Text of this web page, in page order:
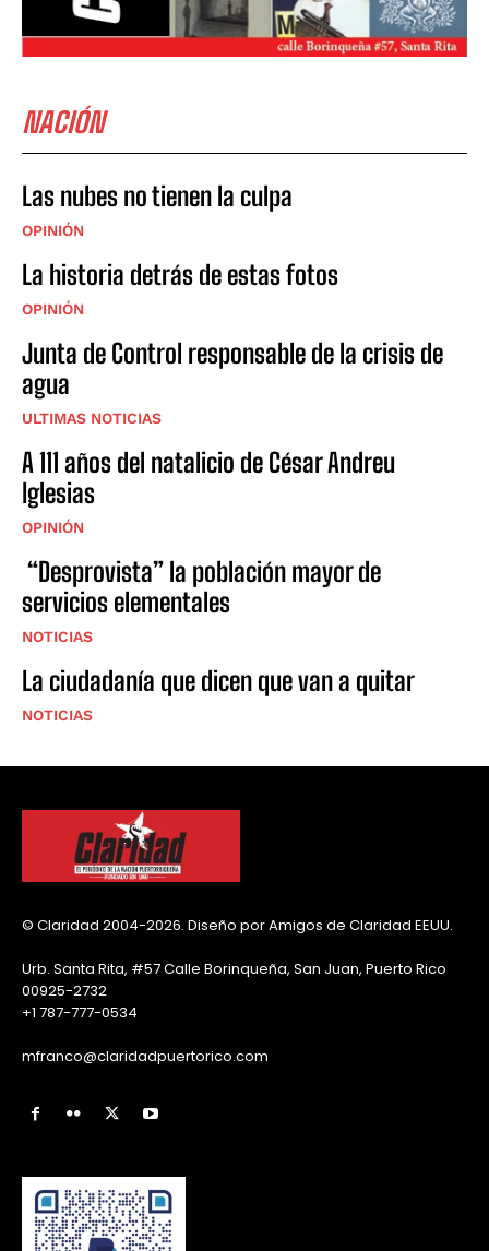
NACIÓN
Las nubes no tienen la culpa
OPINIÓN
La historia detrás de estas fotos
OPINIÓN
Junta de Control responsable de la crisis de
agua
ULTIMAS NOTICIAS
A 111 años del natalicio de César Andreu
Iglesias
OPINIÓN
“Desprovista” la población mayor de
servicios elementales
NOTICIAS
La ciudadanía que dicen que van a quitar
NOTICIAS
© Claridad 2004-2026. Diseño por Amigos de Claridad EEUU.
Urb. Santa Rita, #57 Calle Borinqueña, San Juan, Puerto Rico
00925-2732
+1 787-777-0534
mfranco@claridadpuertorico.com